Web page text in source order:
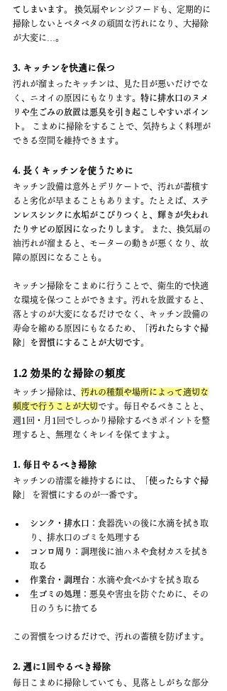
てしまいます。
換気扇やレンジフードも、定期的に
掃除しないとベタベタの頑固な汚れになり、大掃除
が大変に…。
3. キッチンを快適に保つ
汚れが溜まったキッチンは、見た目が悪いだけでな
く、ニオイの原因にもなります。 特に排水口のヌメ
リや生ごみの放置は悪臭を引き起こしやすいポイン
ト。
こまめに掃除をすることで、気持ちよく料理が
できる空間を維持できます。
4. 長くキッチンを使うために
キッチン設備は意外とデリケートで、汚れが蓄積す
ると劣化が早まることもあります。たとえば、
ステ
ンレスシンクに水垢がこびりつくと、輝きが失われ
たりサビの原因になったりします。
また、換気扇の
油汚れが溜まると、モーターの動きが悪くなり、故
障の原因になることも。
キッチン掃除をこまめに行うことで、衛生的で快適
な環境を保つことができます。汚れを放置すると、
落とすのが大変になるだけでなく、キッチン設備の
寿命を縮める原因にもなるため、
「汚れたらすぐ掃
除」を習慣にすることが大切です。
1.2 効果的な掃除の頻度
キッチン掃除は、 汚れの種類や場所によって適切な
頻度で行うことが大切です。毎日やるべきことと、
週1回・月1回でしっかり掃除するべきポイントを整
理すると、無理なくキレイを保てますよ。
1. 毎日やるべき掃除
キッチンの清潔を維持するには、
「使ったらすぐ掃
除」
を習慣にするのが一番です。
シンク・排水口 ：食器洗いの後に水滴を拭き取
り、排水口のゴミを処理する
コンロ周り
：調理後に油ハネや食材カスを拭き
取る
作業台・調理台 ：水滴や食べかすを拭き取る
生ゴミの処理 ：悪臭や害虫を防ぐために、その
日のうちに捨てる
この習慣をつけるだけで、汚れの蓄積を防げます。
2. 週に1回やるべき掃除
毎日こまめに掃除していても、見落としがちな部分